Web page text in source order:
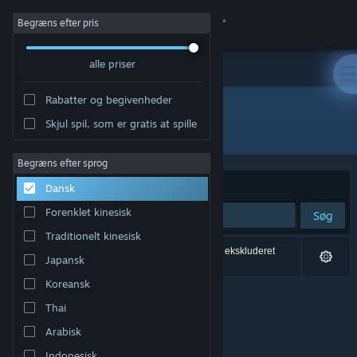
Log på
Om
Support
Skift sprog
Hent Steam-mobilappen
Vis desktop-webside
Begræns efter pris
alle priser
Rabatter og begivenheder
Skjul spil, som er gratis at spille
Begræns efter sprog
Dansk
Forenklet kinesisk
Traditionelt kinesisk
Japansk
Koreansk
Thai
Arabisk
Udvikler: Scary Dinner Games
Sorter efter Relevans
Søg
0 resultater matcher din søgning. 1 titel er blevet ekskluderet
baseret på dine præferencer.